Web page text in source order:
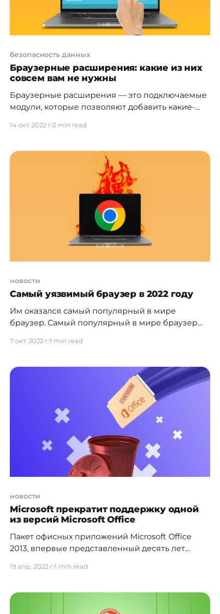
безопасность данных
Браузерные расширения: какие из них
совсем вам не нужны
Браузерные расширения — это подключаемые
модули, которые позволяют добавить какие-
заметки. Поскольку расширения — это
дополнительные модули для браузера, то,
чтобы приносить пользу, им нужна
возможность читать и менять содержимое
просматриваемых страниц. Без такого доступа
14 окт. 2022 г.2 min read
новости
Самый уязвимый браузер в 2022 году
Им оказался самый популярный в мире
браузер. Самый популярный в мире браузер
браузером 2022 года. Об этом говорится в
is-the-most-vulnerability-ridden-browser-in-2022]
обнаружили 303 уязвимости программного
обеспечения. Общее количество уязвимостей
достигло 3159. Данные фиксировались с 1
7 окт. 2022 г.1 min read
новости
Microsoft прекратит поддержку одной
из версий Microsoft Office
Пакет офисных приложений Microsoft Office
2013, впервые представленный десять лет
компания. Напомним, что "наследником" этой
службы Office 2013 истечет 11 апреля 2023 года,
но окончание поддержки не означает, что
19 апр. 2022 г.1 min read